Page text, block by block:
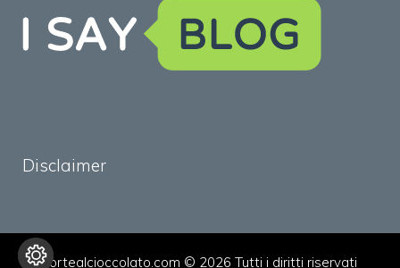
Disclaimer
tortealcioccolato.com © 2026 Tutti i diritti riservati